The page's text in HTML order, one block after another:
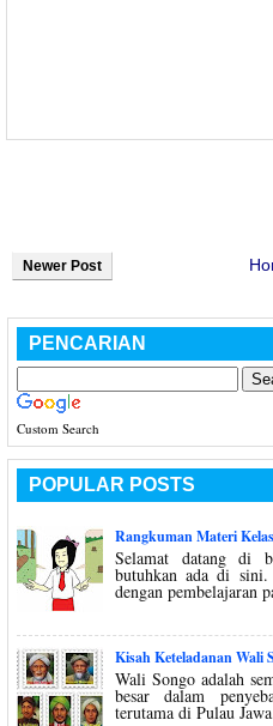
Newer Post
PENCARIAN
Custom Search
POPULAR POSTS
Rangkuman Materi
Selamat datang di
butuhkan ada di
dengan pembelajaran
Kisah Keteladanan Wali
Wali Songo adalah
besar dalam
terutama di Pulau